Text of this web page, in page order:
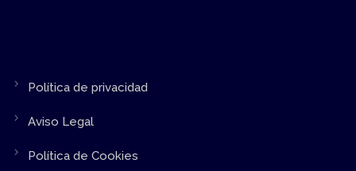
Política de privacidad
Aviso Legal
Política de Cookies